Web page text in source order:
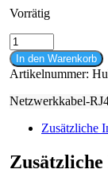
Vorrätig
RJ45
Patchkabel
m.
CAT
7
PIMF
20m
Menge
In den Warenkorb
Artikelnummer:
Netzwerkkabel-
Zusätzliche